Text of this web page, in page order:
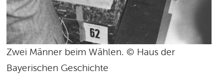
Zwei Männer beim Wählen. © Haus der
Bayerischen Geschichte